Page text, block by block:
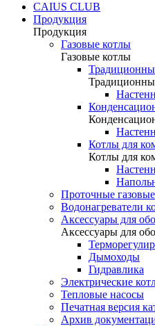
CAIUS CLUB
Продукция
Продукция
Газовые котлы
Газовые котлы
Котлы для
Котлы для
Проточные
Водонагреватели
Аксессуары для
Аксессуары для
Дымоходы
Гидравлика
Электрические
Тепловые насосы
Печатная версия
Архив